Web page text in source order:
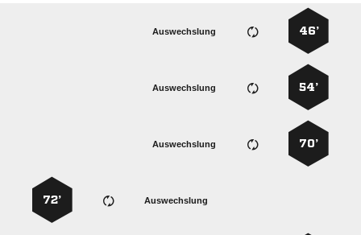
46’
Auswechslung
54’
Auswechslung
70’
Auswechslung
Auswechslung
72’